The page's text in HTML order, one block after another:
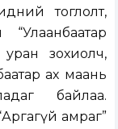
тоглолт,
зохиолч,
ах маань
байлаа.
амраг”